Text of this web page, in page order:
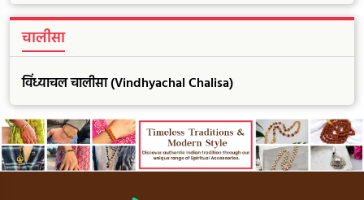
चालीसा
विंध्याचल चालीसा (Vindhyachal Chalisa)